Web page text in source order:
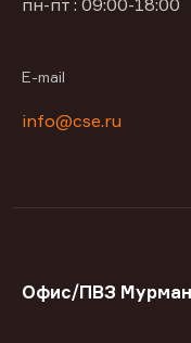
пн-пт : 09:00-18:00
E-mail
info@cse.ru
Офис/ПВЗ